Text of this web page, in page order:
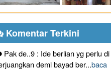
Komentar Terkini
Pak de..9 : Ide berlian yg perlu di
demi bayad ber...baca